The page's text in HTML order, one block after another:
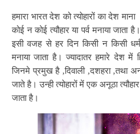
हमारा भारत देश को त्योहारों का देश
कोई न कोई त्यौहार या पर्व मनाया
इसी वजह से हर दिन किसी न किसी
मनाया जाता है। ज्यादातर हमारे देश
जिनमे प्रमुख है ,दिवाली ,दशहरा ,तथा
जाते है। उन्ही त्योहारों में एक अनूठा
जाता है।